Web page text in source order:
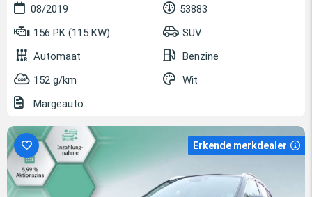
08/2019
53883
156 PK (115 KW)
SUV
Automaat
Benzine
152 g/km
Wit
Margeauto
Erkende merkdealer